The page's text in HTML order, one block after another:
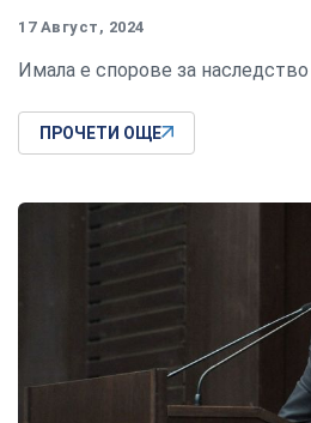
17 Август, 2024
Имала е спорове за наследство
ПРОЧЕТИ ОЩЕ